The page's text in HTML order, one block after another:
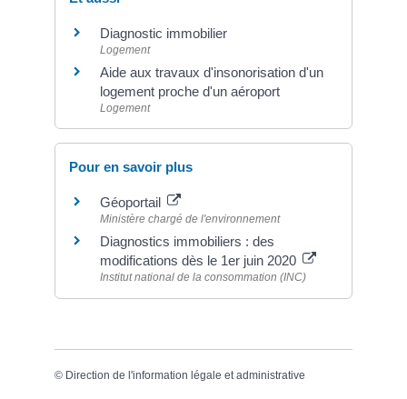
Diagnostic immobilier
Logement
Aide aux travaux d'insonorisation d'un
logement proche d'un aéroport
Logement
Pour en savoir plus
Géoportail
Ministère chargé de l'environnement
Diagnostics immobiliers : des
modifications dès le 1er juin 2020
Institut national de la consommation (INC)
© Direction de l'information légale et administrative